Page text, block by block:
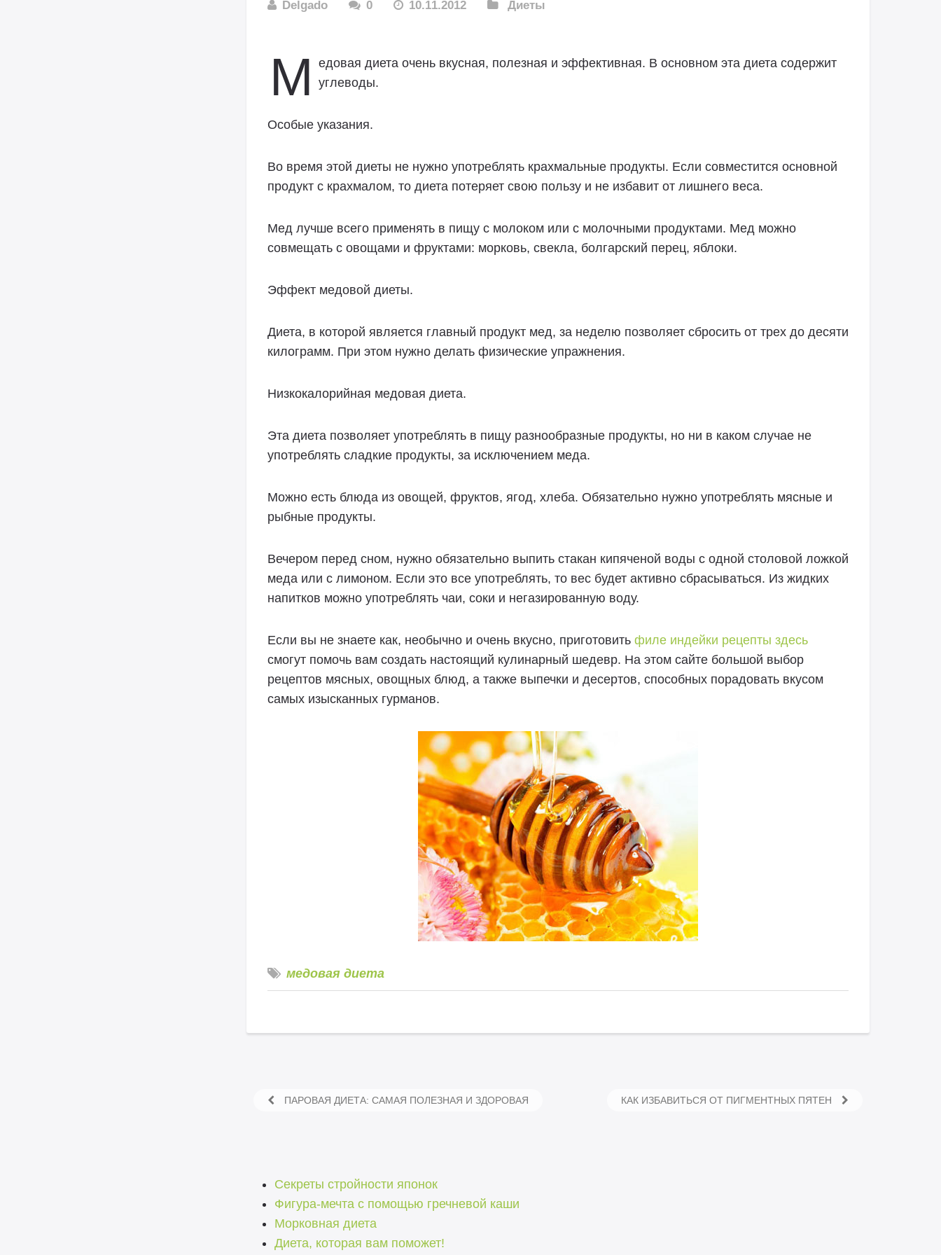
Delgado 0 10.11.2012 Диеты
М
едовая диета очень вкусная, полезная и эффективная. В основном эта диета содержит
углеводы.
Особые указания.
Во время этой диеты не нужно употреблять крахмальные продукты. Если совместится основной
продукт с крахмалом, то диета потеряет свою пользу и не избавит от лишнего веса.
Мед лучше всего применять в пищу с молоком или с молочными продуктами. Мед можно
совмещать с овощами и фруктами: морковь, свекла, болгарский перец, яблоки.
Эффект медовой диеты.
Диета, в которой является главный продукт мед, за неделю позволяет сбросить от трех до десяти
килограмм. При этом нужно делать физические упражнения.
Низкокалорийная медовая диета.
Эта диета позволяет употреблять в пищу разнообразные продукты, но ни в каком случае не
употреблять сладкие продукты, за исключением меда.
Можно есть блюда из овощей, фруктов, ягод, хлеба. Обязательно нужно употреблять мясные и
рыбные продукты.
Вечером перед сном, нужно обязательно выпить стакан кипяченой воды с одной столовой ложкой
меда или с лимоном. Если это все употреблять, то вес будет активно сбрасываться. Из жидких
напитков можно употреблять чаи, соки и негазированную воду.
Если вы не знаете как, необычно и очень вкусно, приготовить филе индейки рецепты здесь
смогут помочь вам создать настоящий кулинарный шедевр. На этом сайте большой выбор
рецептов мясных, овощных блюд, а также выпечки и десертов, способных порадовать вкусом
самых изысканных гурманов.
медовая диета
ПАРОВАЯ ДИЕТА: САМАЯ ПОЛЕЗНАЯ И ЗДОРОВАЯ КАК ИЗБАВИТЬСЯ ОТ ПИГМЕНТНЫХ ПЯТЕН
Секреты стройности японок
Фигура-мечта с помощью гречневой каши
Морковная диета
Диета, которая вам поможет!